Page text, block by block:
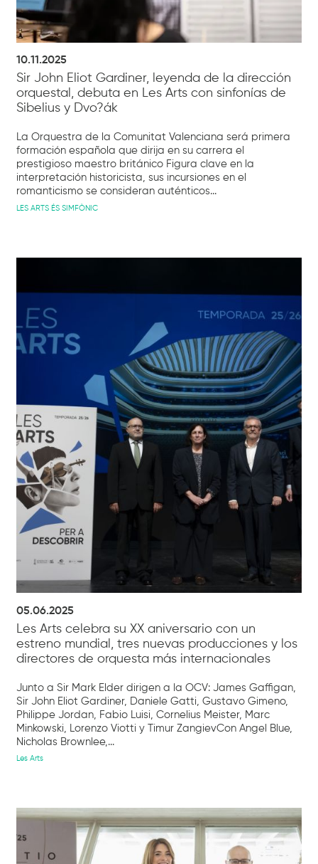
10.11.2025
Sir John Eliot Gardiner, leyenda de la dirección
orquestal, debuta en Les Arts con sinfonías de
Sibelius y Dvo?ák
La Orquestra de la Comunitat Valenciana será primera
formación española que dirija en su carrera el
prestigioso maestro británico Figura clave en la
interpretación historicista, sus incursiones en el
romanticismo se consideran auténticos...
LES ARTS ÉS SIMFÒNIC
05.06.2025
Les Arts celebra su XX aniversario con un
estreno mundial, tres nuevas producciones y los
directores de orquesta más internacionales
Junto a Sir Mark Elder dirigen a la OCV: James Gaffigan,
Sir John Eliot Gardiner, Daniele Gatti, Gustavo Gimeno,
Philippe Jordan, Fabio Luisi, Cornelius Meister, Marc
Minkowski, Lorenzo Viotti y Timur ZangievCon Angel Blue,
Nicholas Brownlee,...
Les Arts